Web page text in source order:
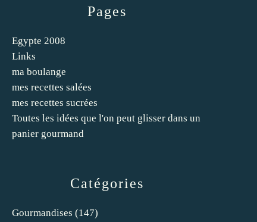
Catégories
Gourmandises (147)
Pages
Egypte 2008
Links
ma boulange
mes recettes salées
mes recettes sucrées
Toutes les idées que l'on peut glisser dans un
panier gourmand